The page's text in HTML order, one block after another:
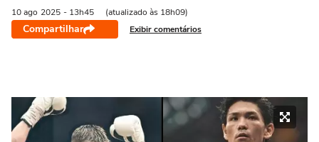
10 ago 2025 - 13h45 (atualizado às 18h09)
Compartilhar Exibir comentários